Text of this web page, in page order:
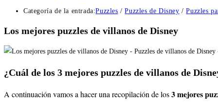
Categoría de la entrada:Puzzles / Puzzles de Disney / Puzzles
Los mejores puzzles de villanos de Disney
¿Cuál de los 3 mejores puzzles de villanos de
A continuación vamos a hacer una recopilación de los3 mejores